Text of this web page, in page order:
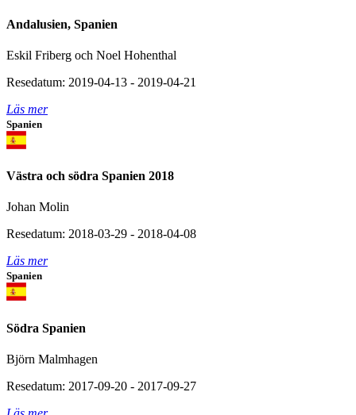
Andalusien, Spanien
Eskil Friberg och Noel Hohenthal
Resedatum: 2019-04-13 - 2019-04-21
Läs mer
Spanien
Västra och södra Spanien 2018
Johan Molin
Resedatum: 2018-03-29 - 2018-04-08
Läs mer
Spanien
Södra Spanien
Björn Malmhagen
Resedatum: 2017-09-20 - 2017-09-27